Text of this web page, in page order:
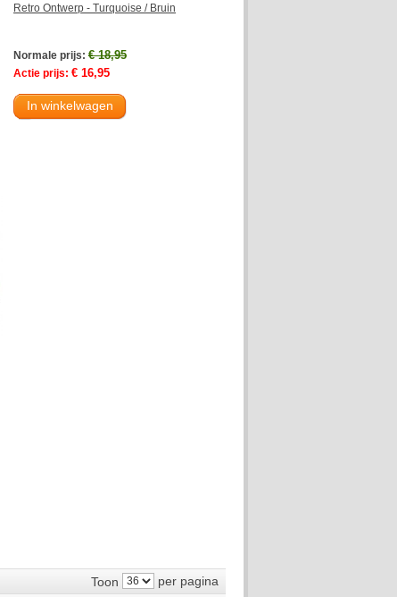
Retro Ontwerp - Turquoise / Bruin
Normale prijs: € 18,95
Actie prijs: € 16,95
In winkelwagen
Toon per pagina